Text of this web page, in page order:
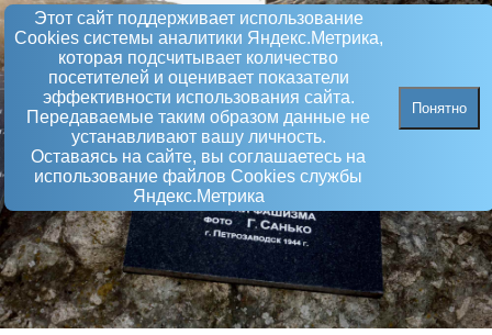
Этот сайт поддерживает использование
Сookies системы аналитики Яндекс.Метрика,
которая подсчитывает количество
посетителей и оценивает показатели
эффективности использования сайта.
Передаваемые таким образом данные не
устанавливают вашу личность.
Оставаясь на сайте, вы соглашаетесь на
использование файлов Сookies службы
Яндекс.Метрика
Понятно